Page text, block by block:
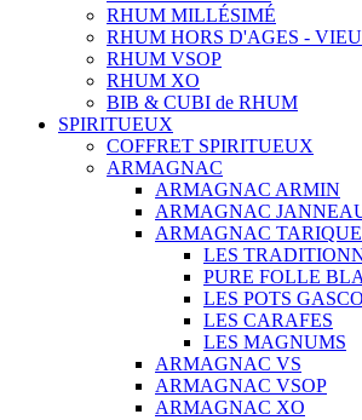
RHUM MILLÉSIMÉ
RHUM HORS D'AGES -
RHUM VSOP
RHUM XO
BIB & CUBI de RHUM
SPIRITUEUX
COFFRET SPIRITUEUX
ARMAGNAC
ARMAGNAC ARMIN
ARMAGNAC
ARMAGNAC
LES
PURE FOLLE
LES POTS
LES CARAFES
LES MAGNUMS
ARMAGNAC VS
ARMAGNAC VSOP
ARMAGNAC XO